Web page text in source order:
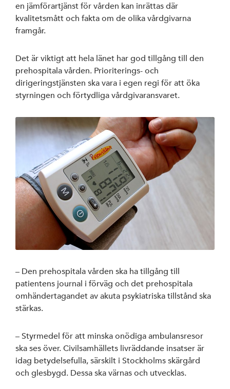
en jämförartjänst för vården kan inrättas där
kvalitetsmått och fakta om de olika vårdgivarna
framgår.
Det är viktigt att hela länet har god tillgång till den
prehospitala vården. Prioriterings- och
dirigeringstjänsten ska vara i egen regi för att öka
styrningen och förtydliga vårdgivaransvaret.
– Den prehospitala vården ska ha tillgång till
patientens journal i förväg och det prehospitala
omhändertagandet av akuta psykiatriska tillstånd ska
stärkas.
– Styrmedel för att minska onödiga ambulansresor
ska ses över. Civilsamhällets livräddande insatser är
idag betydelsefulla, särskilt i Stockholms skärgård
och glesbygd. Dessa ska värnas och utvecklas.